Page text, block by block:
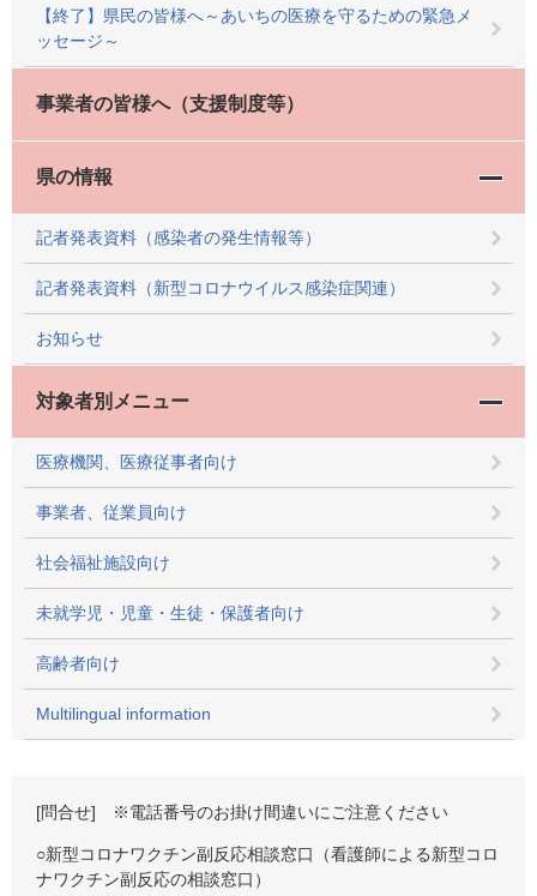
【終了】県民の皆様へ～あいちの医療を守るための緊急メ
ッセージ～
事業者の皆様へ（支援制度等）
県の情報
記者発表資料（感染者の発生情報等）
記者発表資料（新型コロナウイルス感染症関連）
お知らせ
対象者別メニュー
医療機関、医療従事者向け
事業者、従業員向け
社会福祉施設向け
未就学児・児童・生徒・保護者向け
高齢者向け
Multilingual information
[問合せ] ※電話番号のお掛け間違いにご注意ください
○新型コロナワクチン副反応相談窓口（看護師による新型コロ
ナワクチン副反応の相談窓口）